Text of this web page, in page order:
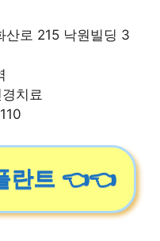
산로 215 낙원빌딩 3
치료
란트 👈👈